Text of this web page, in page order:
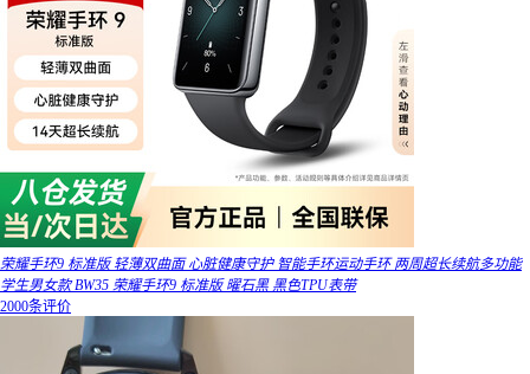
荣耀手环9 标准版 轻薄双曲面 心脏健康守护 智能手环运动手环 两周超长续航多功能
学生男女款 BW35 荣耀手环9 标准版 曜石黑 黑色TPU表带
2000条评价